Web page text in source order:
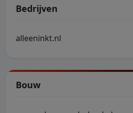
Bedrijven
alleeninkt.nl
Bouw